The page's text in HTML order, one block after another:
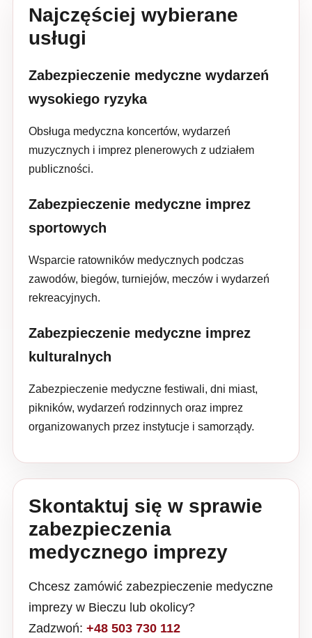
Najczęściej wybierane
usługi
Zabezpieczenie medyczne wydarzeń
wysokiego ryzyka
Obsługa medyczna koncertów, wydarzeń
muzycznych i imprez plenerowych z udziałem
publiczności.
Zabezpieczenie medyczne imprez
sportowych
Wsparcie ratowników medycznych podczas
zawodów, biegów, turniejów, meczów i wydarzeń
rekreacyjnych.
Zabezpieczenie medyczne imprez
kulturalnych
Zabezpieczenie medyczne festiwali, dni miast,
pikników, wydarzeń rodzinnych oraz imprez
organizowanych przez instytucje i samorządy.
Skontaktuj się w sprawie
zabezpieczenia
medycznego imprezy
Chcesz zamówić zabezpieczenie medyczne
imprezy w Bieczu lub okolicy?
Zadzwoń: +48 503 730 112